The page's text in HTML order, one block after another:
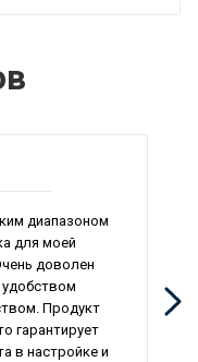
диапазоном
для моей
доволен
Продукт
гарантирует
в настройке и